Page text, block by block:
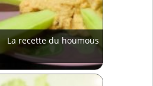
La recette du houmous